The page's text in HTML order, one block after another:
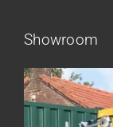
Showroom